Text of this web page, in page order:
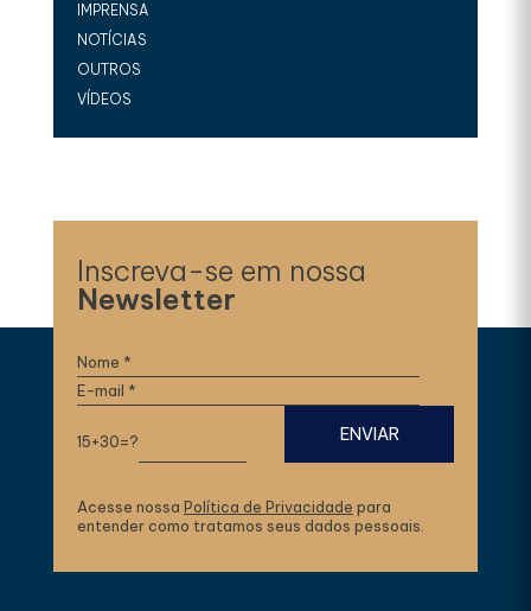
IMPRENSA
NOTÍCIAS
OUTROS
VÍDEOS
Inscreva-se em nossa
Newsletter
15+30=?
Acesse nossa Política de Privacidade para
entender como tratamos seus dados pessoais.